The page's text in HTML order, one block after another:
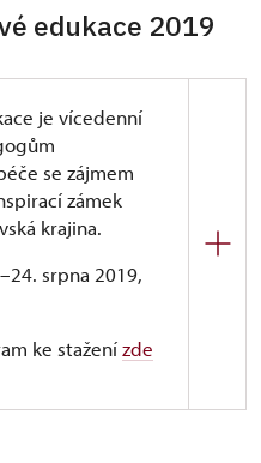
souvislostech. Obsahuje
.
(s výjimkou letních
získání osvědčení je
programu.Teoretická
třemi praktickými
a kovářskou.
edukace 2019
je vícedenní
se zájmem
zámek
krajina.
srpna 2019,
ke staženízde